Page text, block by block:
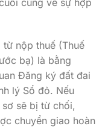
cùng về sự hợp
từ nộp thuế (Thuế
bạ) là bằng
Đăng ký đất đai
lý Sổ đỏ. Nếu
sẽ bị từ chối,
chuyển giao hoàn